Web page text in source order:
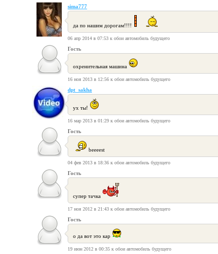
sima777
да по нашим дорогам!!!!
06 апр 2014 в 07:53 к обои автомобиль будущего
Гость
охренительная машина
16 ноя 2013 в 12:56 к обои автомобиль будущего
dpt_sakha
ух ты!
16 мар 2013 в 01:29 к обои автомобиль будущего
Гость
beeeest
04 фев 2013 в 18:36 к обои автомобиль будущего
Гость
супер тачка
17 ноя 2012 в 21:43 к обои автомобиль будущего
Гость
о да вот это кар
19 июн 2012 в 00:35 к обои автомобиль будущего